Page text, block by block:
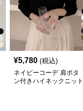
¥5,780 (税込)
ネイビーコーデ 肩ボタ
ン付きハイネックニット